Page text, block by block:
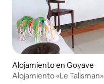
Alojamiento en Goyave
Alojamiento «Le Talisman»